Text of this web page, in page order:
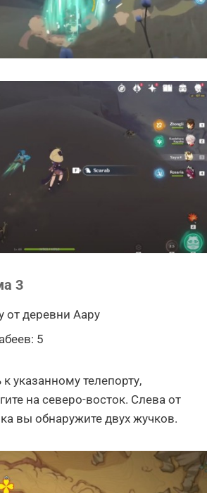
3
от деревни Аару
5
указанному телепорту,
на северо-восток. Слева от
вы обнаружите двух жучков.